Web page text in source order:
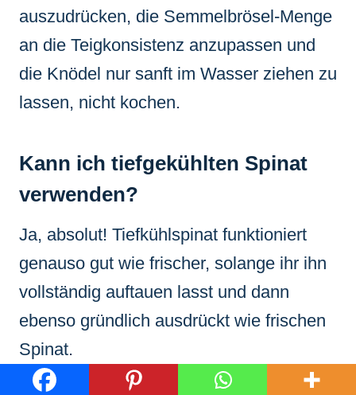
auszudrücken, die Semmelbrösel-Menge
an die Teigkonsistenz anzupassen und
die Knödel nur sanft im Wasser ziehen zu
lassen, nicht kochen.
Kann ich tiefgekühlten Spinat
verwenden?
Ja, absolut! Tiefkühlspinat funktioniert
genauso gut wie frischer, solange ihr ihn
vollständig auftauen lasst und dann
ebenso gründlich ausdrückt wie frischen
Spinat.